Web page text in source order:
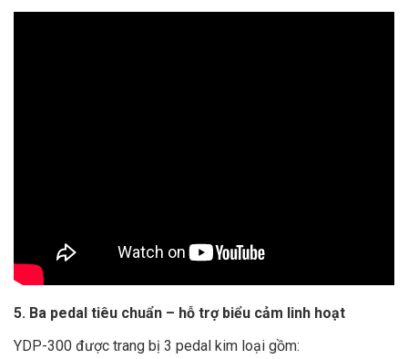
5. Ba pedal tiêu chuẩn – hỗ trợ biểu cảm linh hoạt
YDP-300 được trang bị 3 pedal kim loại gồm: